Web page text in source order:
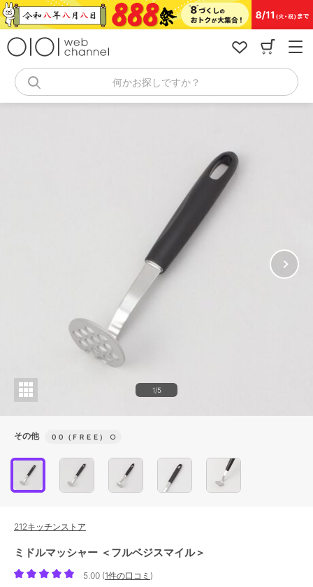
コ
ン
キ
何かお探しですか？
1/5
その他 ００（ＦＲＥＥ） ○
212キッチンストア
ミドルマッシャー ＜フルベジスマイル＞
5.00 (1件の口コミ )